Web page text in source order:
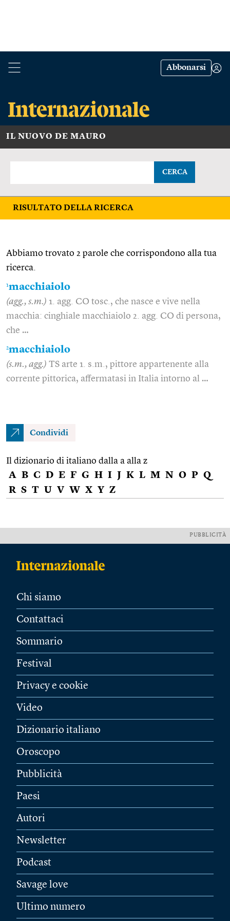
Abbonarsi
IL NUOVO DE MAURO
CERCA
RISULTATO DELLA RICERCA
Abbiamo trovato 2 parole che corrispondono alla tua
ricerca.
1macchiaiolo
(agg., s.m.) 1. agg. CO tosc., che nasce e vive nella
macchia: cinghiale macchiaiolo 2. agg. CO di persona,
che …
2macchiaiolo
(s.m., agg.) TS arte 1. s.m., pittore appartenente alla
corrente pittorica, affermatasi in Italia intorno al …
Condividi
Il dizionario di italiano dalla a alla z
A B C D E F G H I J K L M N O P Q
R S T U V W X Y Z
PUBBLICITÀ
Chi siamo
Contattaci
Sommario
Festival
Privacy e cookie
Video
Dizionario italiano
Oroscopo
Pubblicità
Paesi
Autori
Newsletter
Podcast
Savage love
Ultimo numero